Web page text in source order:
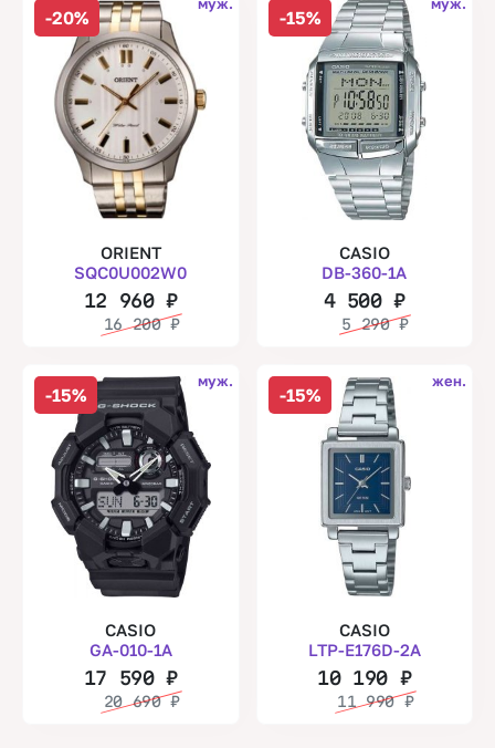
-20%
ORIENT
SQC0U002W0
12 960₽
16 200₽
-15%
CASIO
DB-360-1A
4 500₽
5 290₽
-15%
муж.
CASIO
GA-010-1A
17 590₽
20 690₽
-15%
жен.
CASIO
LTP-E176D-2A
10 190 ₽
11 990₽